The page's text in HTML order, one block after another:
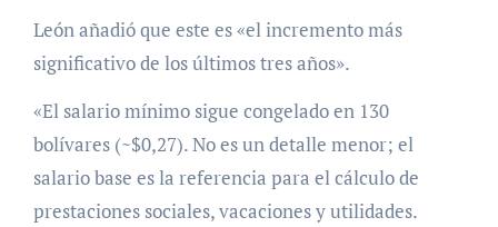
León añadió que este es «el incremento más
significativo de los últimos tres años».
«El salario mínimo sigue congelado en 130
bolívares (~$0,27). No es un detalle menor; el
salario base es la referencia para el cálculo de
prestaciones sociales, vacaciones y utilidades.